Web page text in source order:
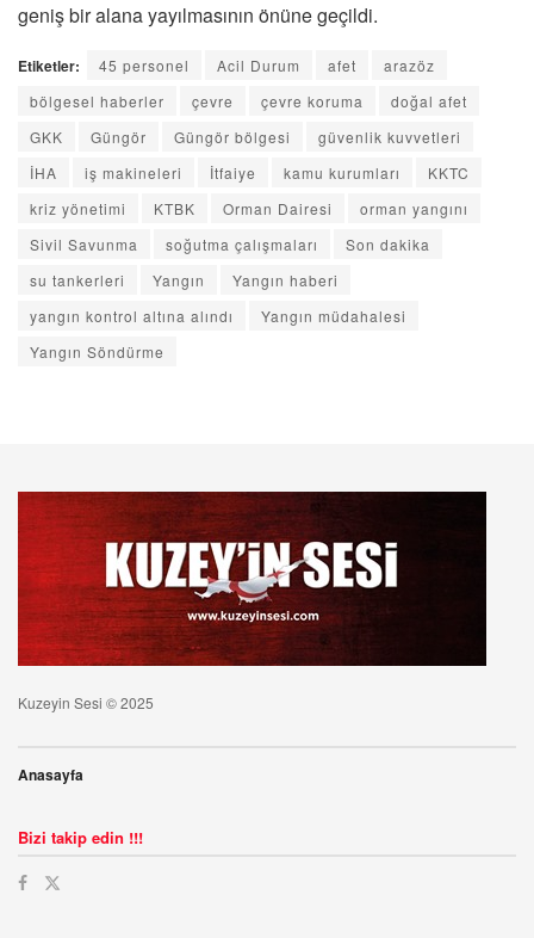
geniş bir alana yayılmasının önüne geçildi.
Etiketler: 45 personel Acil Durum afet
arazöz
bölgesel haberler
çevre çevre koruma
doğal afet
GKK
Güngör Güngör bölgesi
güvenlik kuvvetleri
İHA
iş makineleri İtfaiye kamu kurumları
KKTC
kriz yönetimi
KTBK Orman Dairesi
orman yangını
Sivil Savunma
soğutma çalışmaları
Son dakika
su tankerleri
Yangın
Yangın haberi
yangın kontrol altına alındı
Yangın müdahalesi
Yangın Söndürme
Kuzeyin Sesi © 2025
Anasayfa
Bizi takip edin !!!